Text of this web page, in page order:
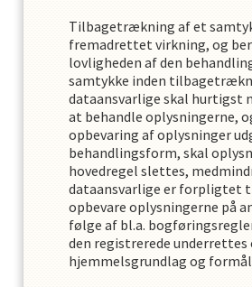
Tilbagetrækning af et
fremadrettet virkning, og
lovligheden af den
samtykke inden
dataansvarlige skal hurtigst
at behandle oplysningerne,
opbevaring af oplysninger
behandlingsform, skal
hovedregel slettes,
dataansvarlige er forpligtet
opbevare oplysningerne på
følge af bl.a.
den registrerede underrettes
hjemmelsgrundlag og